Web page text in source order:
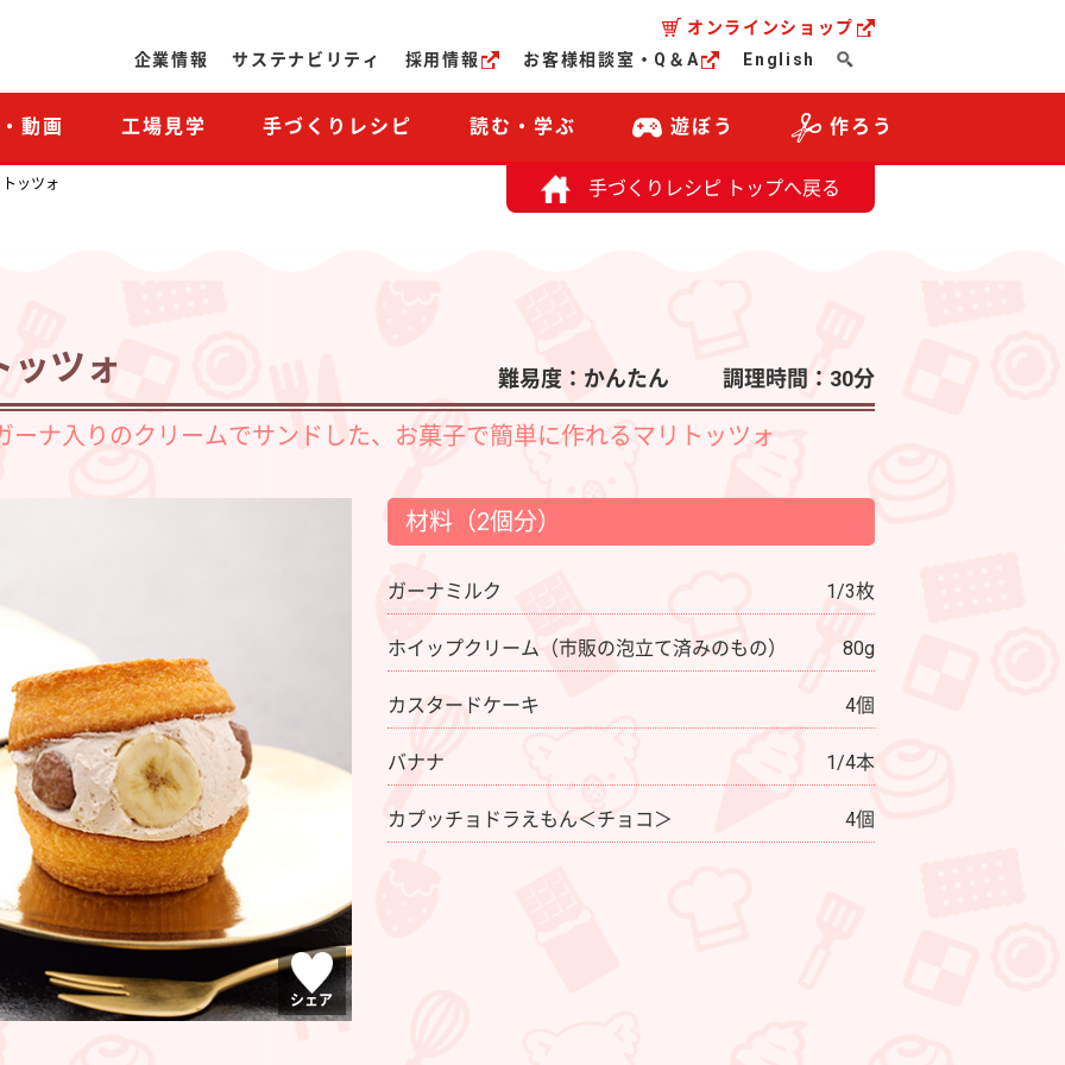
オンラインショップ
企業情報
サステナビリティ 採用情報 お客様相談室・Q＆A English
動画 工場見学 手づくりレシピ 読む・学ぶ 遊ぼう 作ろう
ッツォ 手づくりレシピ トップへ戻る
ッツォ 難易度：かんたん 調理時間：30分
ーナ入りのクリームでサンドした、お菓子で簡単に作れるマリトッツォ
シェア
材料（2個分）
ガーナミルク 1/3枚
ホイップクリーム（市販の泡立て済みのもの） 80g
カスタードケーキ 4個
バナナ 1/4本
カプッチョドラえもん＜チョコ＞ 4個